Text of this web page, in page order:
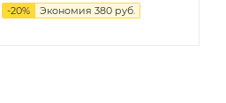
-20% Экономия 380руб.